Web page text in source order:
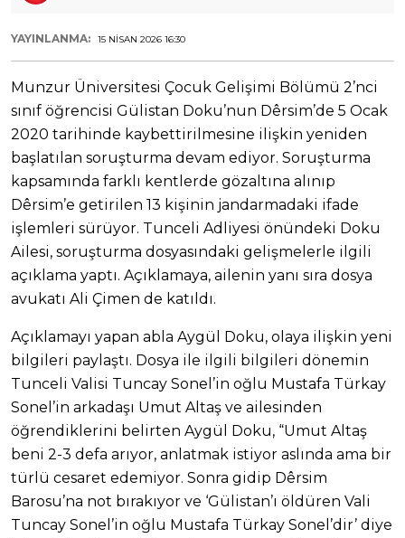
YAYINLANMA: 15 NISAN 2026 16:30
Munzur Üniversitesi Çocuk Gelişimi Bölümü 2’nci
sınıf öğrencisi Gülistan Doku’nun Dêrsim’de 5 Ocak
2020 tarihinde kaybettirilmesine ilişkin yeniden
başlatılan soruşturma devam ediyor. Soruşturma
kapsamında farklı kentlerde gözaltına alınıp
Dêrsim’e getirilen 13 kişinin jandarmadaki ifade
işlemleri sürüyor. Tunceli Adliyesi önündeki Doku
Ailesi, soruşturma dosyasındaki gelişmelerle ilgili
açıklama yaptı. Açıklamaya, ailenin yanı sıra dosya
avukatı Ali Çimen de katıldı.
Açıklamayı yapan abla Aygül Doku, olaya ilişkin yeni
bilgileri paylaştı. Dosya ile ilgili bilgileri dönemin
Tunceli Valisi Tuncay Sonel’in oğlu Mustafa Türkay
Sonel’in arkadaşı Umut Altaş ve ailesinden
öğrendiklerini belirten Aygül Doku, “Umut Altaş
beni 2-3 defa arıyor, anlatmak istiyor aslında ama bir
türlü cesaret edemiyor. Sonra gidip Dêrsim
Barosu’na not bırakıyor ve ‘Gülistan’ı öldüren Vali
Tuncay Sonel’in oğlu Mustafa Türkay Sonel’dir’ diye